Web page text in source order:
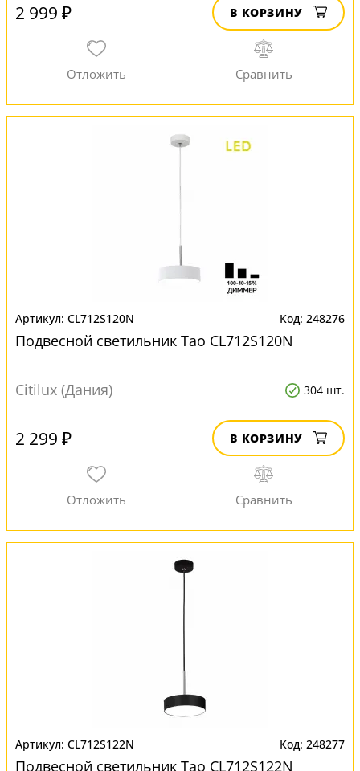
2 999 ₽ В КОРЗИНУ
CL712S120N 248276
Подвесной светильник Тао CL712S120N
Citilux (Дания) 304 шт.
2 299 ₽ В КОРЗИНУ
CL712S122N 248277
Подвесной светильник Тао CL712S122N